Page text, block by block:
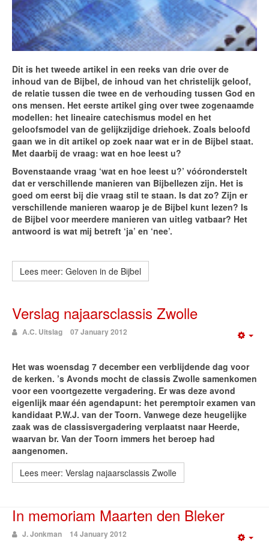
Dit is het tweede artikel in een reeks van drie over de
inhoud van de Bijbel, de inhoud van het christelijk geloof,
de relatie tussen die twee en de verhouding tussen God en
ons mensen. Het eerste artikel ging over twee zogenaamde
modellen: het lineaire catechismus model en het
geloofsmodel van de gelijkzijdige driehoek. Zoals beloofd
gaan we in dit artikel op zoek naar wat er in de Bijbel staat.
Met daarbij de vraag: wat en hoe leest u?
Bovenstaande vraag ‘wat en hoe leest u?’ vóóronderstelt
dat er verschillende manieren van Bijbellezen zijn. Het is
goed om eerst bij die vraag stil te staan. Is dat zo? Zijn er
verschillende manieren waarop je de Bijbel kunt lezen? Is
de Bijbel voor meerdere manieren van uitleg vatbaar? Het
antwoord is wat mij betreft ‘ja’ en ‘nee’.
Lees meer: Geloven in de Bijbel
Verslag najaarsclassis Zwolle
A.C. Uitslag 07 January 2012
Het was woensdag 7 december een verblijdende dag voor
de kerken. ’s Avonds mocht de classis Zwolle samenkomen
voor een voortgezette vergadering. Er was deze avond
eigenlijk maar één agendapunt: het peremptoir examen van
kandidaat P.W.J. van der Toorn. Vanwege deze heugelijke
zaak was de classisvergadering verplaatst naar Heerde,
waarvan br. Van der Toorn immers het beroep had
aangenomen.
Lees meer: Verslag najaarsclassis Zwolle
In memoriam Maarten den Bleker
J. Jonkman 14 January 2012